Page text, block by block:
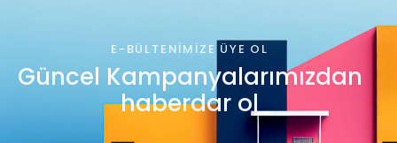
E-BÜLTENIMIZE ÜYE OL
Güncel Kampanyalarımızdan
haberdar ol